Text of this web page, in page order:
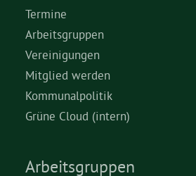
Termine
Arbeitsgruppen
Vereinigungen
Mitglied werden
Kommunalpolitik
Grüne Cloud (intern)
Arbeitsgruppen